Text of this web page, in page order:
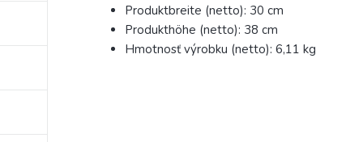
Produktbreite (netto): 30 cm
Produkthöhe (netto): 38 cm
Hmotnosť výrobku (netto): 6,11 kg